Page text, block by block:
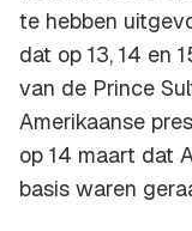
te hebben
dat op 13, 14 en
van de Prince
Amerikaanse
op 14 maart dat
basis waren